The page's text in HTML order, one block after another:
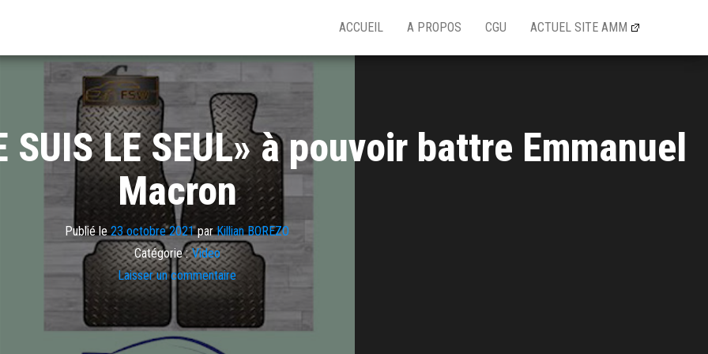
ACCUEIL A PROPOS CGU ACTUEL SITE AMM
SUIS LE SEUL» à pouvoir battre Emmanuel
Macron
Publié le23 octobre 2021parKillian BOREZO
Catégorie : Video
Laisser un commentaire